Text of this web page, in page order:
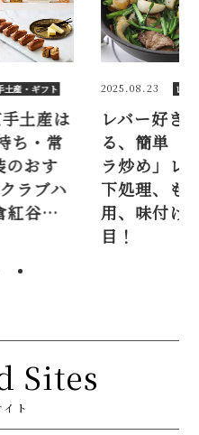
シピ
が教え
レバニ
シピ。
やし代
に注
2026.04.21 手土
【伊勢丹新
2026ゴール
ィーク東京
おすすめ！
よし・常温
イーツが充
Sites
ト